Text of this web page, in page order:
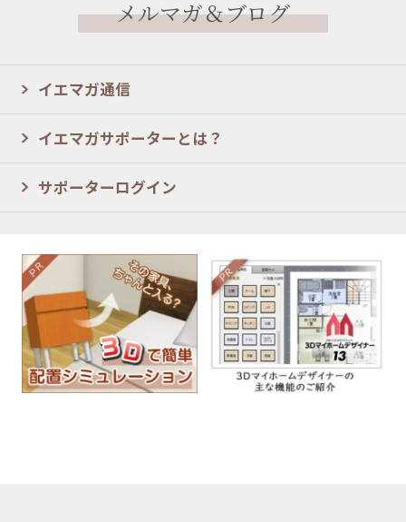
メルマガ＆ブログ
イエマガ通信
イエマガサポーターとは？
サポーターログイン